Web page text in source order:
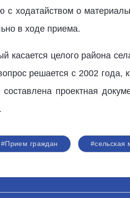
с ходатайством о
в ходе приема.
касается целого района
решается с 2002 года,
проектная
#Прием граждан #сельская